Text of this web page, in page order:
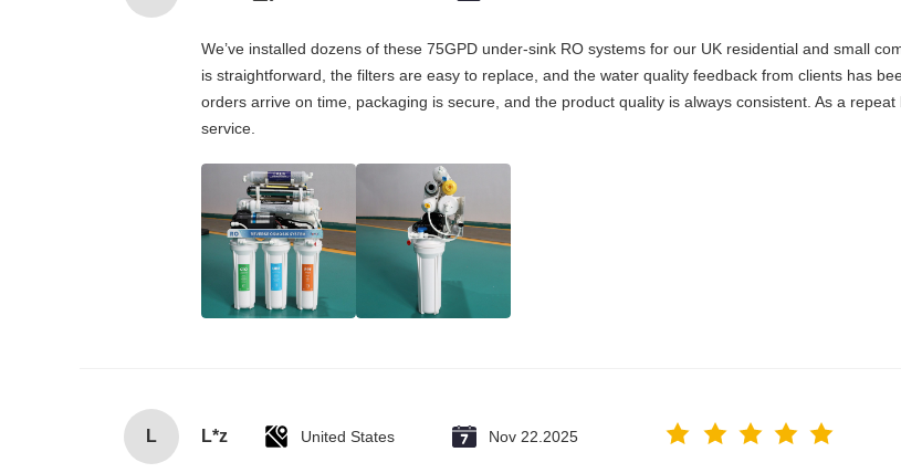
We’ve installed dozens of these 75GPD under-sink RO systems for our UK residential and small
is straightforward, the filters are easy to replace, and the water quality feedback from clients has
orders arrive on time, packaging is secure, and the product quality is always consistent. As a
service.
L L*z United States Nov 22.2025